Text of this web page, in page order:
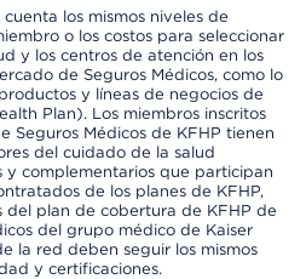
los mismos niveles de
o los costos para seleccionar
y los centros de atención en los
de Seguros Médicos, como lo
y líneas de negocios de
Plan). Los miembros inscritos
Seguros Médicos de KFHP tienen
del cuidado de la salud
y complementarios que participan
de los planes de KFHP,
del plan de cobertura de KFHP de
del grupo médico de Kaiser
la red deben seguir los mismos
y certificaciones.